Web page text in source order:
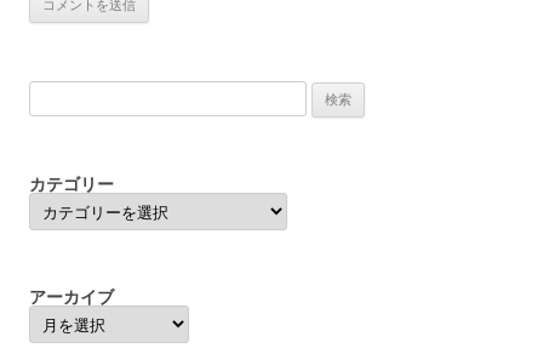
カテゴリー
カ
テ
ゴ
アーカイブ
ア
ー
カ